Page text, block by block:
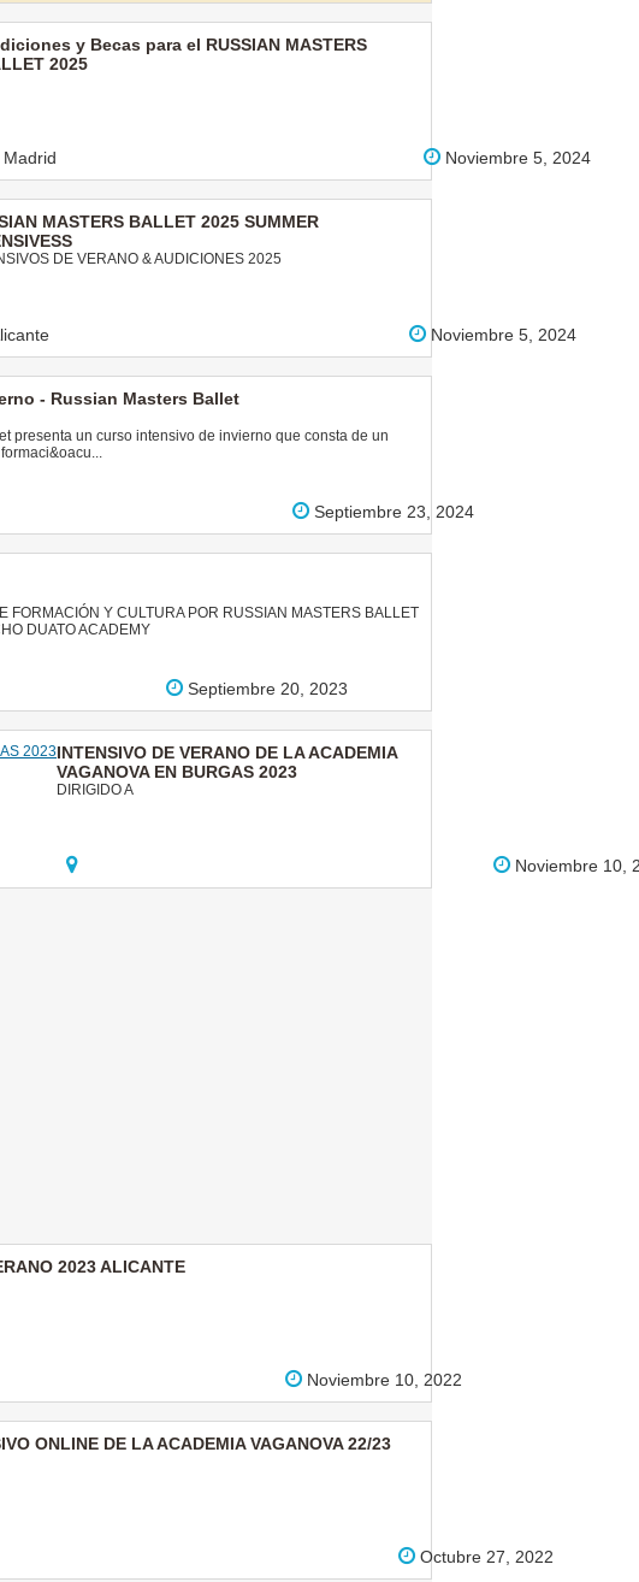
y Becas para el RUSSIAN MASTERS
2025
Madrid Noviembre 5, 2024
MASTERS BALLET 2025 SUMMER
DE VERANO & AUDICIONES 2025
Noviembre 5, 2024
- Russian Masters Ballet
presenta un curso intensivo de invierno que consta de un
Septiembre 23, 2024
FORMACIÓN Y CULTURA POR RUSSIAN MASTERS BALLET
DUATO ACADEMY
Septiembre 20, 2023
INTENSIVO DE VERANO DE LA ACADEMIA
VAGANOVA EN BURGAS 2023
DIRIGIDO A
Noviembre 10,
2023 ALICANTE
Noviembre 10, 2022
ONLINE DE LA ACADEMIA VAGANOVA 22/23
Octubre 27, 2022